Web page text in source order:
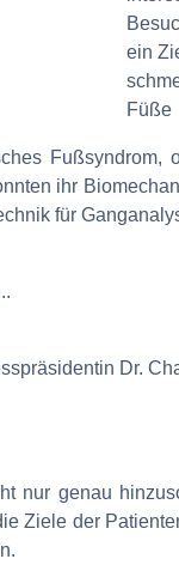
ein
Füße
ihr
für
Dr.
nur genau
Ziele der